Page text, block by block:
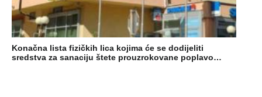
Konačna lista fizičkih lica kojima će se dodijeliti
sredstva za sanaciju štete prouzrokovane poplavo…